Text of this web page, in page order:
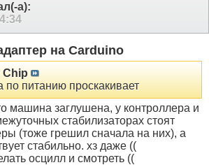
а):
на Carduino
Chip
питанию проскакивает
машина заглушена, у контроллера и
стабилизаторах стоят
(тоже грешил сначала на них), а
стабильно. хз даже ((
осцилл и смотреть ((